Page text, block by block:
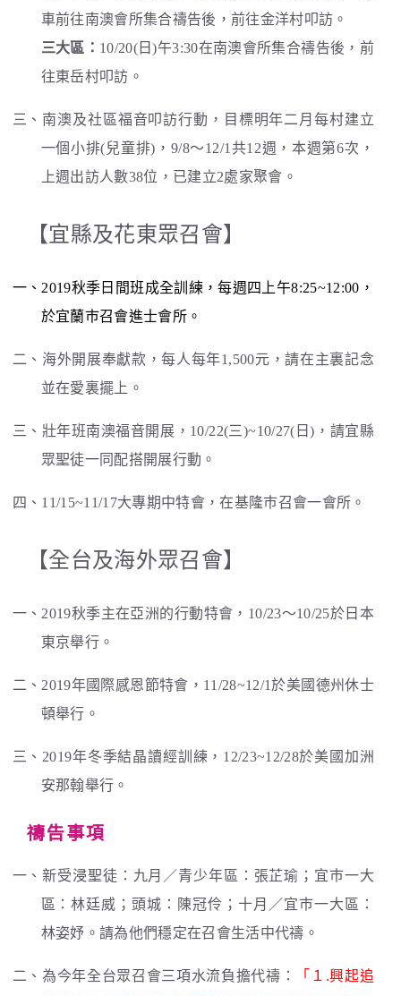
車前往南澳會所集合禱告後，前往金洋村叩訪。
三大區： 10/20(日)午3:30在南澳會所集合禱告後，前
往東岳村叩訪。
三、南澳及社區福音叩訪行動，目標明年二月每村建立
一個小排(兒童排)，9/8～12/1共12週，本週第6次，
上週出訪人數38位，已建立2處家聚會。
【宜縣及花東眾召會】
一、2019秋季日間班成全訓練，每週四上午8:25~12:00，
於宜蘭巿召會進士會所。
二、海外開展奉獻款，每人每年1,500元，請在主裏記念
並在愛裏擺上。
三、壯年班南澳福音開展，10/22(三)~10/27(日)，請宜縣
眾聖徒一同配搭開展行動。
四、11/15~11/17大專期中特會，在基隆巿召會一會所。
【全台及海外眾召會】
一、2019秋季主在亞洲的行動特會，10/23〜10/25於日本
東京舉行。
二、2019年國際感恩節特會，11/28~12/1於美國德州休士
頓舉行。
三、2019年冬季結晶讀經訓練，12/23~12/28於美國加洲
安那翰舉行。
禱告事項
一、新受浸聖徒：九月／青少年區：張芷瑜；宜巿一大
區：林廷威；頭城：陳冠伶；十月／宜巿一大區：
林姿妤。請為他們穩定在召會生活中代禱。
二、為今年全台眾召會三項水流負擔代禱：
「１.興起追